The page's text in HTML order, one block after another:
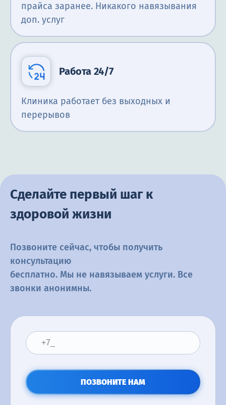
прайса заранее. Никакого навязывания
доп. услуг
Работа 24/7
Клиника работает без выходных и
перерывов
Сделайте первый шаг к
здоровой жизни
Позвоните сейчас, чтобы получить
консультацию
бесплатно. Мы не навязываем услуги. Все
звонки анонимны.
ПОЗВОНИТЕ НАМ